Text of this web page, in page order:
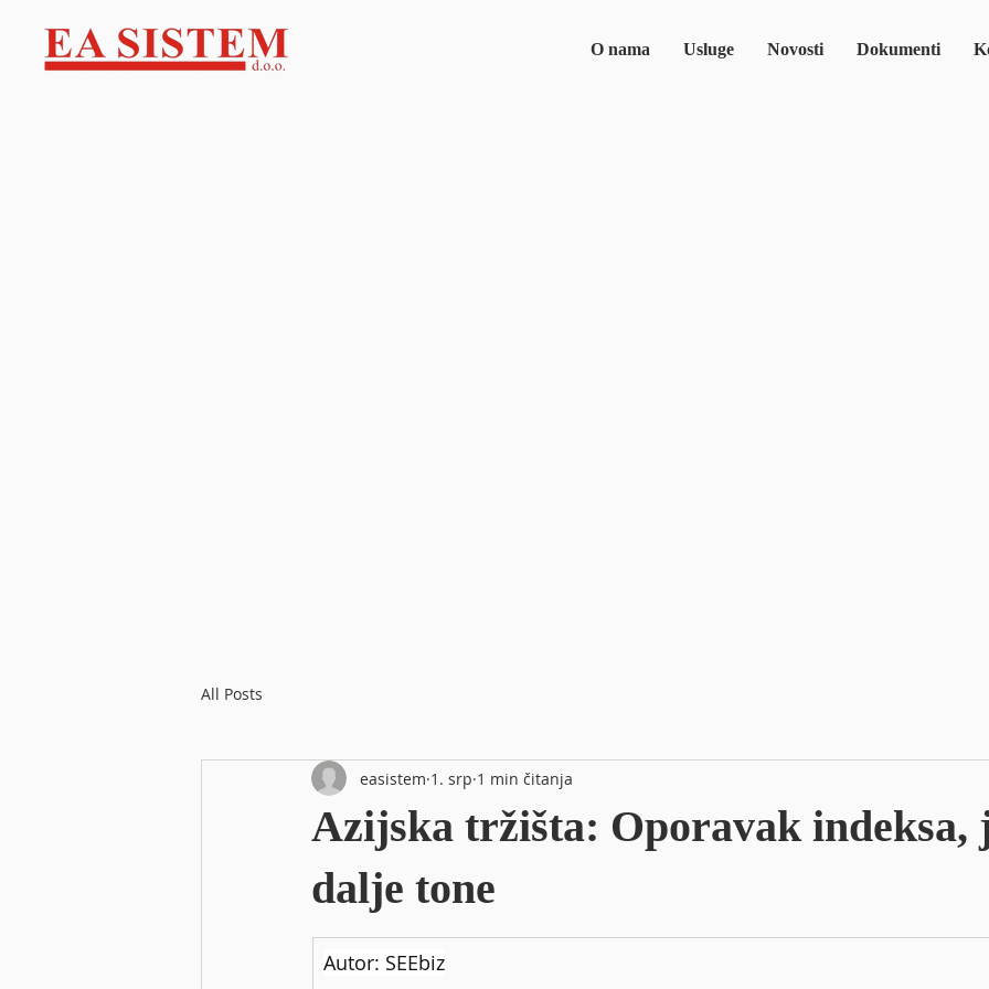
O nama Usluge Novosti Dokumenti
All Posts
Azijska tržišta: Oporavak indeksa,
dalje tone
easistem 1. srp 1 min čitanja
Autor: SEEbiz